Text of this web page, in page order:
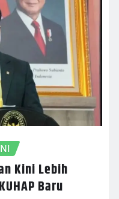
Kini Lebih
Baru